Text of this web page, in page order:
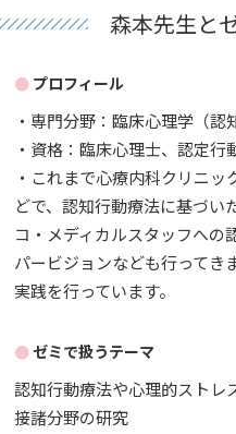
森本先生と
プロフィール
・専門分野：臨床心理学（
・資格：臨床心理士、認定
・これまで心療内科クリニ
どで、認知行動療法に基づ
コ・メディカルスタッフへの
パービジョンなども行ってき
実践を行っています。
ゼミで扱うテーマ
認知行動療法や心理的ストレ
接諸分野の研究